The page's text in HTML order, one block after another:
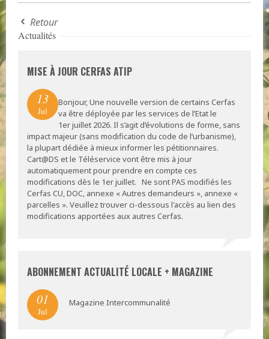
Retour
Actualités
MISE À JOUR CERFAS ATIP
13
Jul
Bonjour, Une nouvelle version de certains Cerfas
va être déployée par les services de l’Etat le
1er juillet 2026. Il s’agit d’évolutions de forme, sans
impact majeur (sans modification du code de l’urbanisme),
la plupart dédiée à mieux informer les pétitionnaires.
Cart@DS et le Téléservice vont être mis à jour
automatiquement pour prendre en compte ces
modifications dès le 1er juillet. Ne sont PAS modifiés les
Cerfas CU, DOC, annexe « Autres demandeurs », annexe «
parcelles ». Veuillez trouver ci-dessous l'accès au lien des
modifications apportées aux autres Cerfas.
ABONNEMENT ACTUALITÉ LOCALE + MAGAZINE
01
Jul
Magazine Intercommunalité